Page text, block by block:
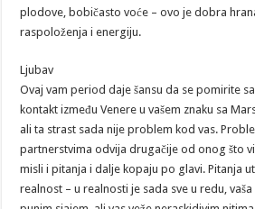
plodove, bobičasto voće – ovo je dobra
raspoloženja i energiju.
Ljubav
Ovaj vam period daje šansu da se pomirite
kontakt između Venere u vašem znaku sa
ali ta strast sada nije problem kod vas.
partnerstvima odvija drugačije od onog što
misli i pitanja i dalje kopaju po glavi. Pitanja
realnost – u realnosti je sada sve u redu,